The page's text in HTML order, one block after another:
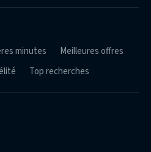
minutes
Meilleures offres
Top recherches